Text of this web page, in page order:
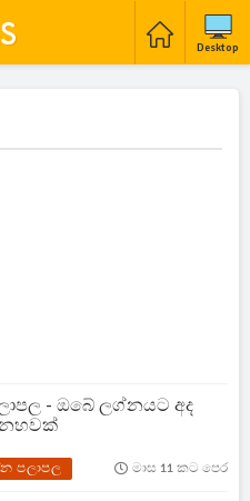
Desktop
- ඔබේ ලග්නයට අද
පලාපල මාස 11 කට පෙර